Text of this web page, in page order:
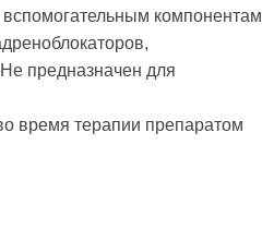
вспомогательным компонентам
Не предназначен для
время терапии препаратом